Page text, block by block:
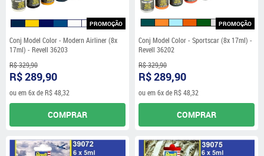
PROMOÇÃO
Conj Model Color - Modern Airliner (8x
17ml) - Revell 36203
R$ 329,90
R$ 289,90
ou em6xdeR$ 48,32
COMPRAR
PROMOÇÃO
Conj Model Color - Sportscar (8x 17ml) -
Revell 36202
R$ 329,90
R$ 289,90
ou em6xdeR$ 48,32
COMPRAR